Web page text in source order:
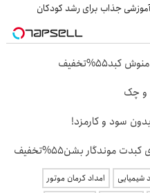
جذاب برای رشد کودکان
بشن55%تخفیف
شیمیایی
امداد کرمان موتور